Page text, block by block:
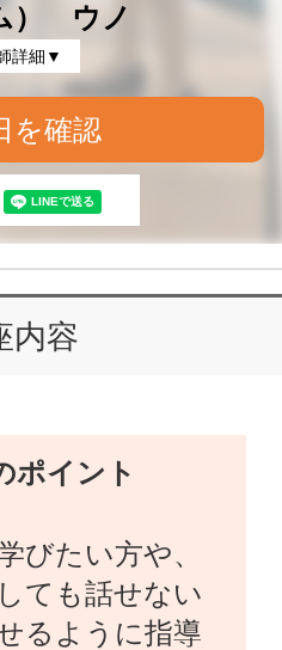
） ウノ
詳細▼
を確認
内容
ポイント
びたい方や、
ても話せない
るように指導